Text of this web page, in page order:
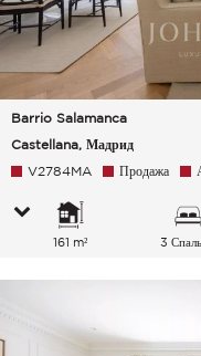
Barrio Salamanca
Castellana, Мадрид
V2784MA Продажа
161 m² 3